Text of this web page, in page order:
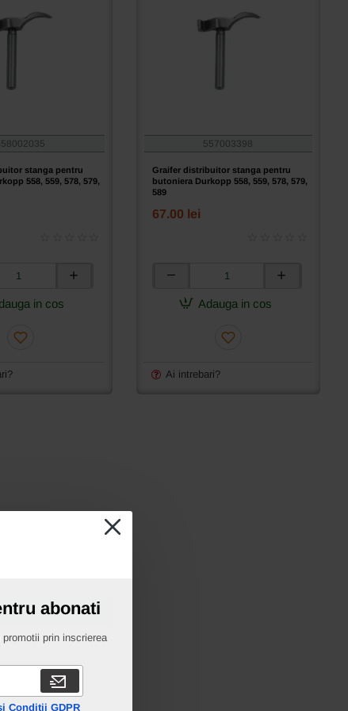
abonati
prin inscrierea
Conditii GDPR
stanga pentru
558, 559, 578, 579,
in cos
557003398
Graifer distribuitor stanga pentru
butoniera Durkopp 558, 559, 578, 579,
589
67.00 lei
distribuitor
stanga
558,
Adauga in cos
Ai intrebari?